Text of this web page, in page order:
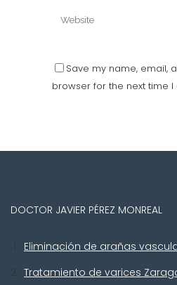
Save my name, email,
browser for the next time I
DOCTOR JAVIER PÉREZ MONREAL
Eliminación de arañas
Tratamiento de varices